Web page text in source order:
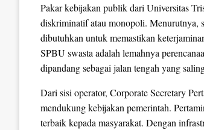
Pakar kebijakan publik dari Universitas
diskriminatif atau monopoli. Menurutnya,
dibutuhkan untuk memastikan
SPBU swasta adalah lemahnya
dipandang sebagai jalan tengah yang
Dari sisi operator, Corporate Secretary
mendukung kebijakan pemerintah.
terbaik kepada masyarakat. Dengan